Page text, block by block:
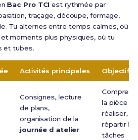
Bac Pro TCI est rythmée par
traçage, découpe, formage,
Tu alternes entre temps calmes, où
moments plus physiques, où tu
et tubes.
Activités principales Objectifs
Consignes, lecture
de plans,
organisation de la
journée d atelier
la pièce à
réaliser,
répartir les
tâches